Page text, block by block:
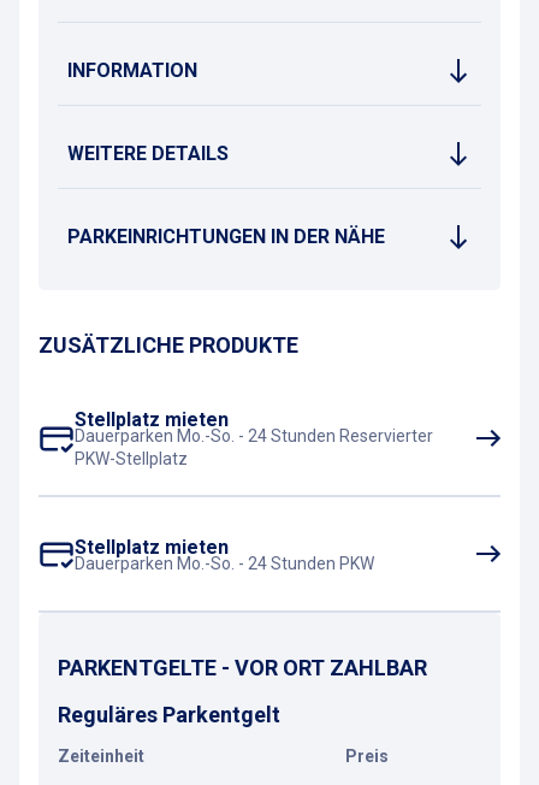
INFORMATION
WEITERE DETAILS
PARKEINRICHTUNGEN IN DER NÄHE
ZUSÄTZLICHE PRODUKTE
Stellplatz mieten
Dauerparken Mo.-So. - 24 Stunden Reservierter
PKW-Stellplatz
Stellplatz mieten
Dauerparken Mo.-So. - 24 Stunden PKW
PARKENTGELTE - VOR ORT ZAHLBAR
Reguläres Parkentgelt
Zeiteinheit Preis